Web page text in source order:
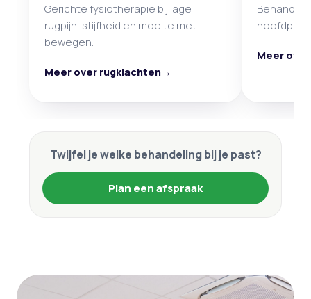
Gerichte fysiotherapie bij lage
rugpijn, stijfheid en moeite met
bewegen.
Meer over rugklachten →
Meer
Twijfel je welke behandeling bij je past?
Plan een afspraak